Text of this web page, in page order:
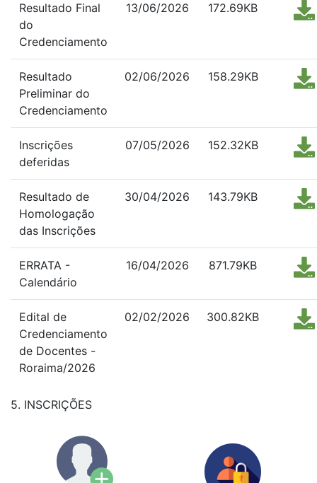
Resultado Final
do
Credenciamento
13/06/2026 172.69KB
Resultado
Preliminar do
Credenciamento
02/06/2026 158.29KB
Inscrições
deferidas
07/05/2026 152.32KB
Resultado de
Homologação
das Inscrições
30/04/2026 143.79KB
ERRATA -
Calendário
16/04/2026 871.79KB
Edital de
Credenciamento
de Docentes -
Roraima/2026
02/02/2026 300.82KB
5. INSCRIÇÕES